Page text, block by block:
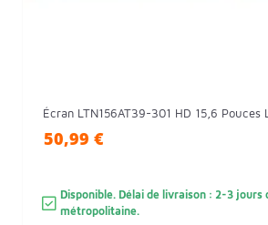
Écran LTN156AT39-301 HD 15,6 Pouces
50,99 €
Disponible. Délai de livraison : 2-3 jours
métropolitaine.